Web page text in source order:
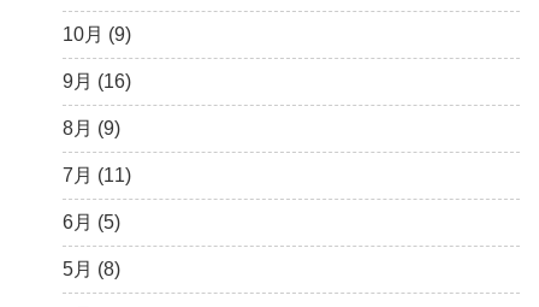
3月 (15)
2月 (6)
1月 (10)
6月 (8)
5月 (13)
4月 (12)
3月 (13)
2月 (14)
1月 (7)
7月 (4)
6月 (6)
5月 (5)
4月 (10)
3月 (5)
2月 (11)
9月 (5)
8月 (9)
7月 (8)
6月 (3)
5月 (10)
4月 (7)
10月 (9)
9月 (16)
8月 (9)
7月 (11)
6月 (5)
5月 (8)